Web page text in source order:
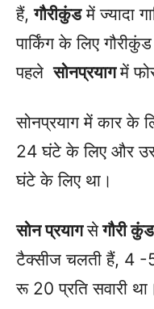
हैं,गौरीकुंडमें ज्यादा
पार्किंग के लिए
पहलेसोनप्रयागमें
सोनप्रयाग में कार के
24 घंटे के लिए और
घंटे के लिए था।
सोन प्रयागसेगौरी
टैक्सीज चलती हैं, 4 -5
रू 20 प्रति सवारी